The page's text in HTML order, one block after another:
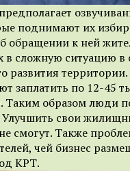
поднимают их
обращении к ней
в сложную ситуацию в
развития
заплатить по 12-45
Таким образом люди
Улучшить свои
смогут. Также
чей бизнес
КРТ.